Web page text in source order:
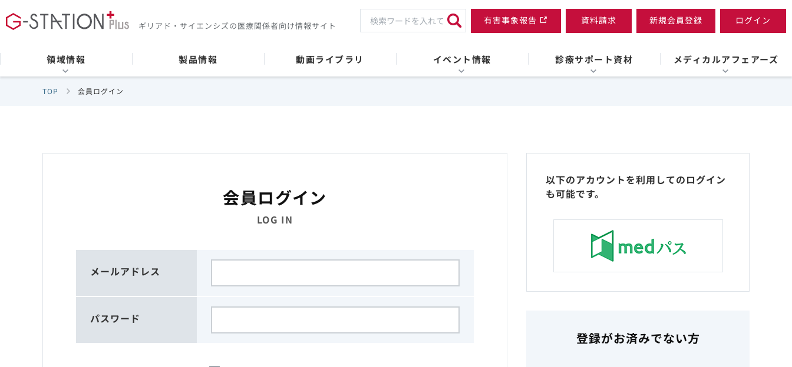
ギリアド・サイエンシズの医療関係者向け情報サイト 有害事象報告 資料請求 新規会員登録 ログイン
領域情報 製品情報 動画ライブラリ イベント情報 診療サポート資材 メディカルアフェアーズ
TOP 会員ログイン
会員ログイン
LOG IN
メールアドレス
パスワード
以下のアカウントを利用してのログイン
も可能です。
登録がお済みでない方